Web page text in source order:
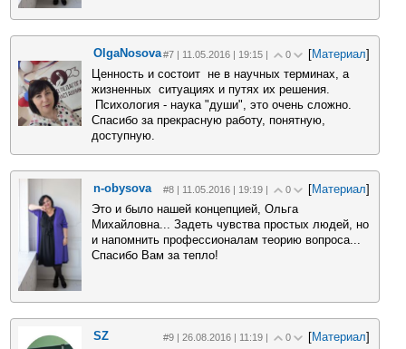
OlgaNosova#7 | 11.05.2016 | 19:15 | 0 [Материал]
Ценность и состоит не в научных терминах, а
жизненных ситуациях и путях их решения.
Психология - наука "души", это очень сложно.
Спасибо за прекрасную работу, понятную,
доступную.
n-obysova #8 | 11.05.2016 | 19:19 | 0 [Материал]
Это и было нашей концепцией, Ольга
Михайловна... Задеть чувства простых людей, но
и напомнить профессионалам теорию вопроса...
Спасибо Вам за тепло!
SZ #9 | 26.08.2016 | 11:19 | 0 [Материал]